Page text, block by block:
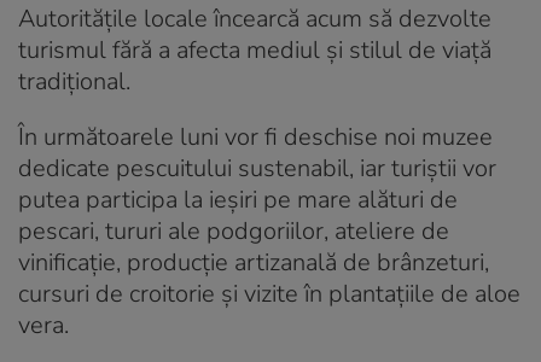
Autoritățile locale încearcă acum să dezvolte
turismul fără a afecta mediul și stilul de viață
tradițional.
În următoarele luni vor fi deschise noi muzee
dedicate pescuitului sustenabil, iar turiștii vor
putea participa la ieșiri pe mare alături de
pescari, tururi ale podgoriilor, ateliere de
vinificație, producție artizanală de brânzeturi,
cursuri de croitorie și vizite în plantațiile de aloe
vera.